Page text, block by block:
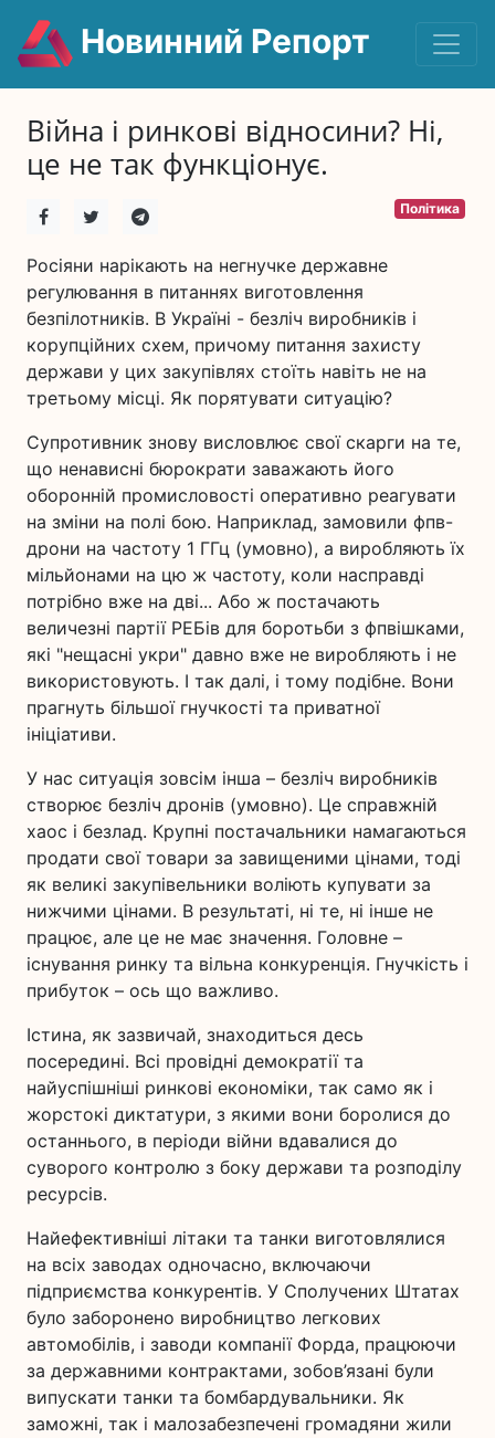
Новинний Репорт
Війна і ринкові відносини? Ні,
це не так функціонує.
Політика
Росіяни нарікають на негнучке державне
регулювання в питаннях виготовлення
безпілотників. В Україні - безліч виробників і
корупційних схем, причому питання захисту
держави у цих закупівлях стоїть навіть не на
третьому місці. Як порятувати ситуацію?
Супротивник знову висловлює свої скарги на те,
що ненависні бюрократи заважають його
оборонній промисловості оперативно реагувати
на зміни на полі бою. Наприклад, замовили фпв-
дрони на частоту 1 ГГц (умовно), а виробляють їх
мільйонами на цю ж частоту, коли насправді
потрібно вже на дві... Або ж постачають
величезні партії РЕБів для боротьби з фпвішками,
які "нещасні укри" давно вже не виробляють і не
використовують. І так далі, і тому подібне. Вони
прагнуть більшої гнучкості та приватної
ініціативи.
У нас ситуація зовсім інша – безліч виробників
створює безліч дронів (умовно). Це справжній
хаос і безлад. Крупні постачальники намагаються
продати свої товари за завищеними цінами, тоді
як великі закупівельники воліють купувати за
нижчими цінами. В результаті, ні те, ні інше не
працює, але це не має значення. Головне –
існування ринку та вільна конкуренція. Гнучкість і
прибуток – ось що важливо.
Істина, як зазвичай, знаходиться десь
посередині. Всі провідні демократії та
найуспішніші ринкові економіки, так само як і
жорстокі диктатури, з якими вони боролися до
останнього, в періоди війни вдавалися до
суворого контролю з боку держави та розподілу
ресурсів.
Найефективніші літаки та танки виготовлялися
на всіх заводах одночасно, включаючи
підприємства конкурентів. У Сполучених Штатах
було заборонено виробництво легкових
автомобілів, і заводи компанії Форда, працюючи
за державними контрактами, зобов’язані були
випускати танки та бомбардувальники. Як
заможні, так і малозабезпечені громадяни жили